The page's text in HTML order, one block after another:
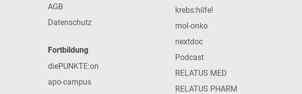
AGB
Datenschutz
Fortbildung
diePUNKTE:on
apo-campus
krebs:hilfe!
mol-onko
nextdoc
Podcast
RELATUS MED
RELATUS PHARM